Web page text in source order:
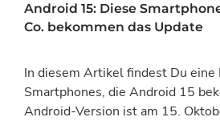
Android 15: Diese
Co. bekommen das Update
In diesem Artikel findest Du
Smartphones, die Android 15
Android-Version ist am 15.